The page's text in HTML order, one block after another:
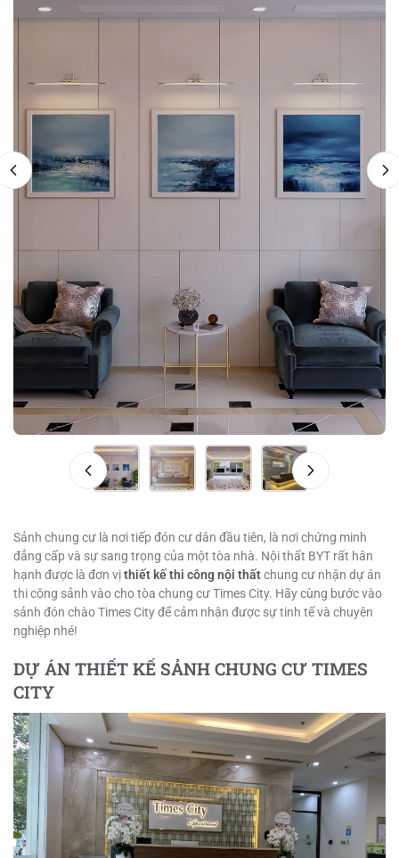
Sảnh chung cư là nơi tiếp đón cư dân đầu tiên, là nơi chứng minh
đẳng cấp và sự sang trọng của một tòa nhà. Nội thất BYT rất hân
hạnh được là đơn vịthiết kế thi công nội thấtchung cư nhận dự án
thi công sảnh vào cho tòa chung cư Times City. Hãy cùng bước vào
sảnh đón chào Times City để cảm nhận được sự tinh tế và chuyên
nghiệp nhé!
DỰ ÁN THIẾT KẾ SẢNH CHUNG CƯ TIMES
CITY